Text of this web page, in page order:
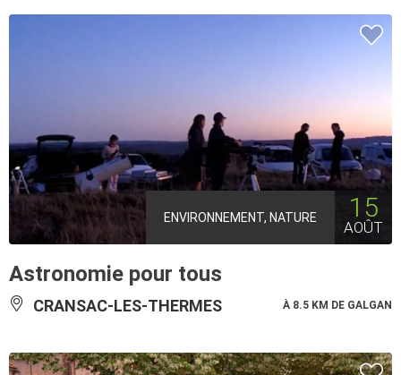
ENVIRONNEMENT, NATURE 15
AOÛT
Astronomie pour tous
CRANSAC-LES-THERMES À 8.5 KM DE GALGAN